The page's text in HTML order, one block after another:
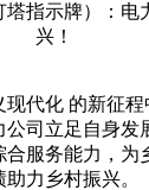
代化 的新征程
司立足自身发
服务能力，为
力乡村振兴。